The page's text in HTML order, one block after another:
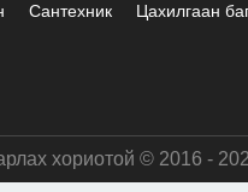
Сантехник Цахилгаан
хориотой © 2016 -